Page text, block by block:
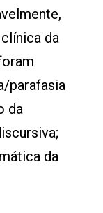
da
parafasia
da
da